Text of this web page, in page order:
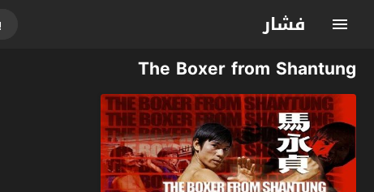
فشار
The Boxer from Shantung